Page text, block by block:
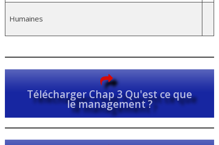
Humaines
Télécharger Chap 3 Qu'est ce que
le management ?